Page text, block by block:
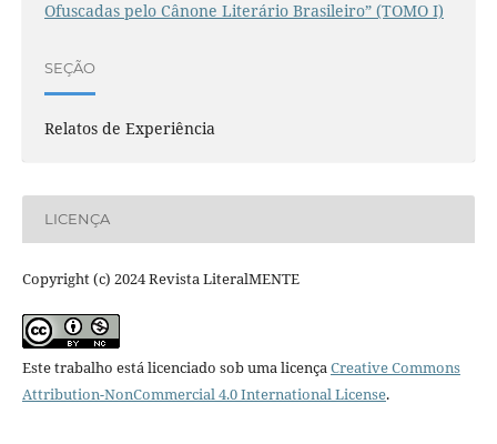
Ofuscadas pelo Cânone Literário Brasileiro” (TOMO I)
SEÇÃO
Relatos de Experiência
LICENÇA
Copyright (c) 2024 Revista LiteralMENTE
Este trabalho está licenciado sob uma licençaCreative Commons
Attribution-NonCommercial 4.0 International License.